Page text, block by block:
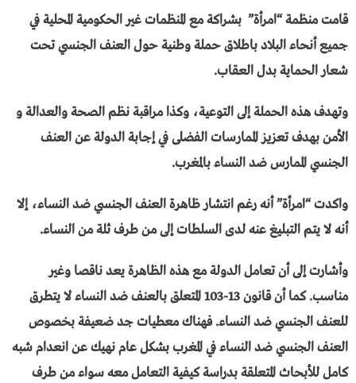
قامت منظمة “امرأة” بشراكة مع المنظمات غير الحكومية المحلية في
جميع أنحاء البلاد باطلاق حملة وطنية حول العنف الجنسي تحت
شعار الحماية بدل العقاب.
وتهدف هذه الحملة إلى التوعية، وكذا مراقبة نظم الصحة والعدالة و
الأمن بهدف تعزيز الممارسات الفضلى في إجابة الدولة عن العنف
الجنسي الممارس ضد النساء بالمغرب.
واكدت “امرأة” أنه رغم انتشار ظاهرة العنف الجنسي ضد النساء، إلا
أنه لا يتم التبليغ عنه لدى السلطات إلى من طرف ثلة من النساء.
وأشارت إلى أن تعامل الدولة مع هذه الظاهرة يعد ناقصا وغير
مناسب. كما أن قانون 13-103 المتعلق بالعنف ضد النساء لا يتطرق
للعنف الجنسي ضد النساء. فهناك معطيات جد ضعيفة بخصوص
العنف الجنسي ضد النساء في المغرب بشكل عام نهيك عن انعدام شبه
كامل للأبحاث المتعلقة بدراسة كيفية التعامل معه سواء من طرف